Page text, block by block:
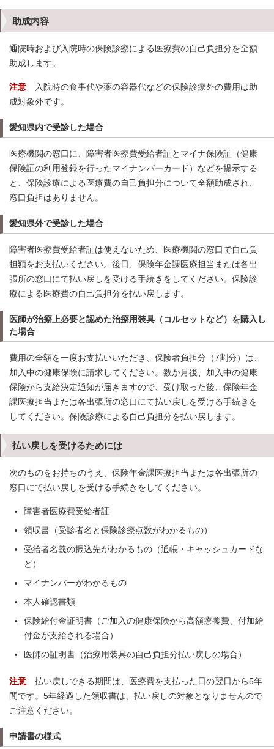
助成内容
通院時および入院時の保険診療による医療費の自己負担分を全額
助成します。
注意
入院時の食事代や薬の容器代などの保険診療外の費用は助
成対象外です。
愛知県内で受診した場合
医療機関の窓口に、障害者医療費受給者証とマイナ保険証（健康
保険証の利用登録を行ったマイナンバーカード）などを提示する
と、保険診療による医療費の自己負担分について全額助成され、
窓口負担はありません。
愛知県外で受診した場合
障害者医療費受給者証は使えないため、医療機関の窓口で自己負
担額をお支払いください。後日、保険年金課医療担当または各出
張所の窓口にて払い戻しを受ける手続きをしてください。保険診
療による医療費の自己負担分を払い戻します。
医師が治療上必要と認めた治療用装具（コルセットなど）を購入し
た場合
費用の全額を一度お支払いいただき、保険者負担分（7割分）は、
加入中の健康保険に請求してください。数か月後、加入中の健康
保険から支給決定通知が届きますので、受け取った後、保険年金
課医療担当または各出張所の窓口にて払い戻しを受ける手続きを
してください。保険診療による自己負担分を払い戻します。
払い戻しを受けるためには
次のものをお持ちのうえ、保険年金課医療担当または各出張所の
窓口にて払い戻しを受ける手続きをしてください。
障害者医療費受給者証
領収書（受診者名と保険診療点数がわかるもの）
受給者名義の振込先がわかるもの（通帳・キャッシュカードな
ど）
マイナンバーがわかるもの
本人確認書類
保険給付金証明書（ご加入の健康保険から高額療養費、付加給
付金が支給される場合）
医師の証明書（治療用装具の自己負担分払い戻しの場合）
注意 払い戻しできる期間は、医療費を支払った日の翌日から5年
間です。5年経過した領収書は、払い戻しの対象となりませんので
ご注意ください。
申請書の様式